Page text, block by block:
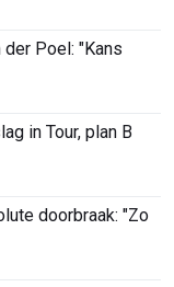
der Poel: "Kans
in Tour, plan B
doorbraak: "Zo